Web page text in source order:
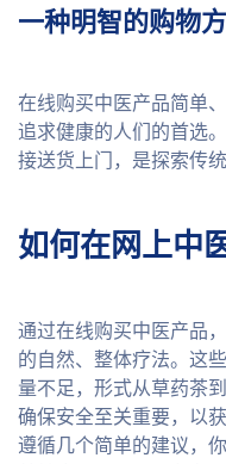
一种明智的购物
在线购买中医产品简单
追求健康的人们的首选
接送货上门，是探索传
如何在网上中
通过在线购买中医产品
的自然、整体疗法。这
量不足，形式从草药茶
确保安全至关重要，以
遵循几个简单的建议，